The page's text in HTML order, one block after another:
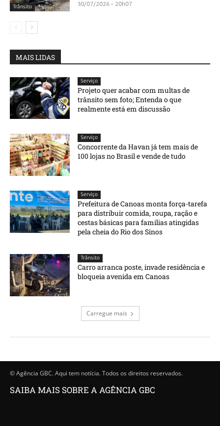
Trânsito 30/07/2026 - 20h07
MAIS LIDAS
Serviço
Projeto quer acabar com multas de
trânsito sem foto; Entenda o que
realmente está em discussão
Serviço
Concorrente da Havan já tem mais de
100 lojas no Brasil e vende de tudo
Serviço
Prefeitura de Canoas monta força-tarefa
para distribuir comida, roupa, ração e
cestas básicas para famílias atingidas
pela cheia do Rio dos Sinos
Trânsito
Carro arranca poste, invade residência e
bloqueia avenida em Canoas
Carregue mais
© Agência GBC. Aqui tem notícia. Todos os direitos reservados.
SAIBA MAIS SOBRE A AGÊNCIA GBC